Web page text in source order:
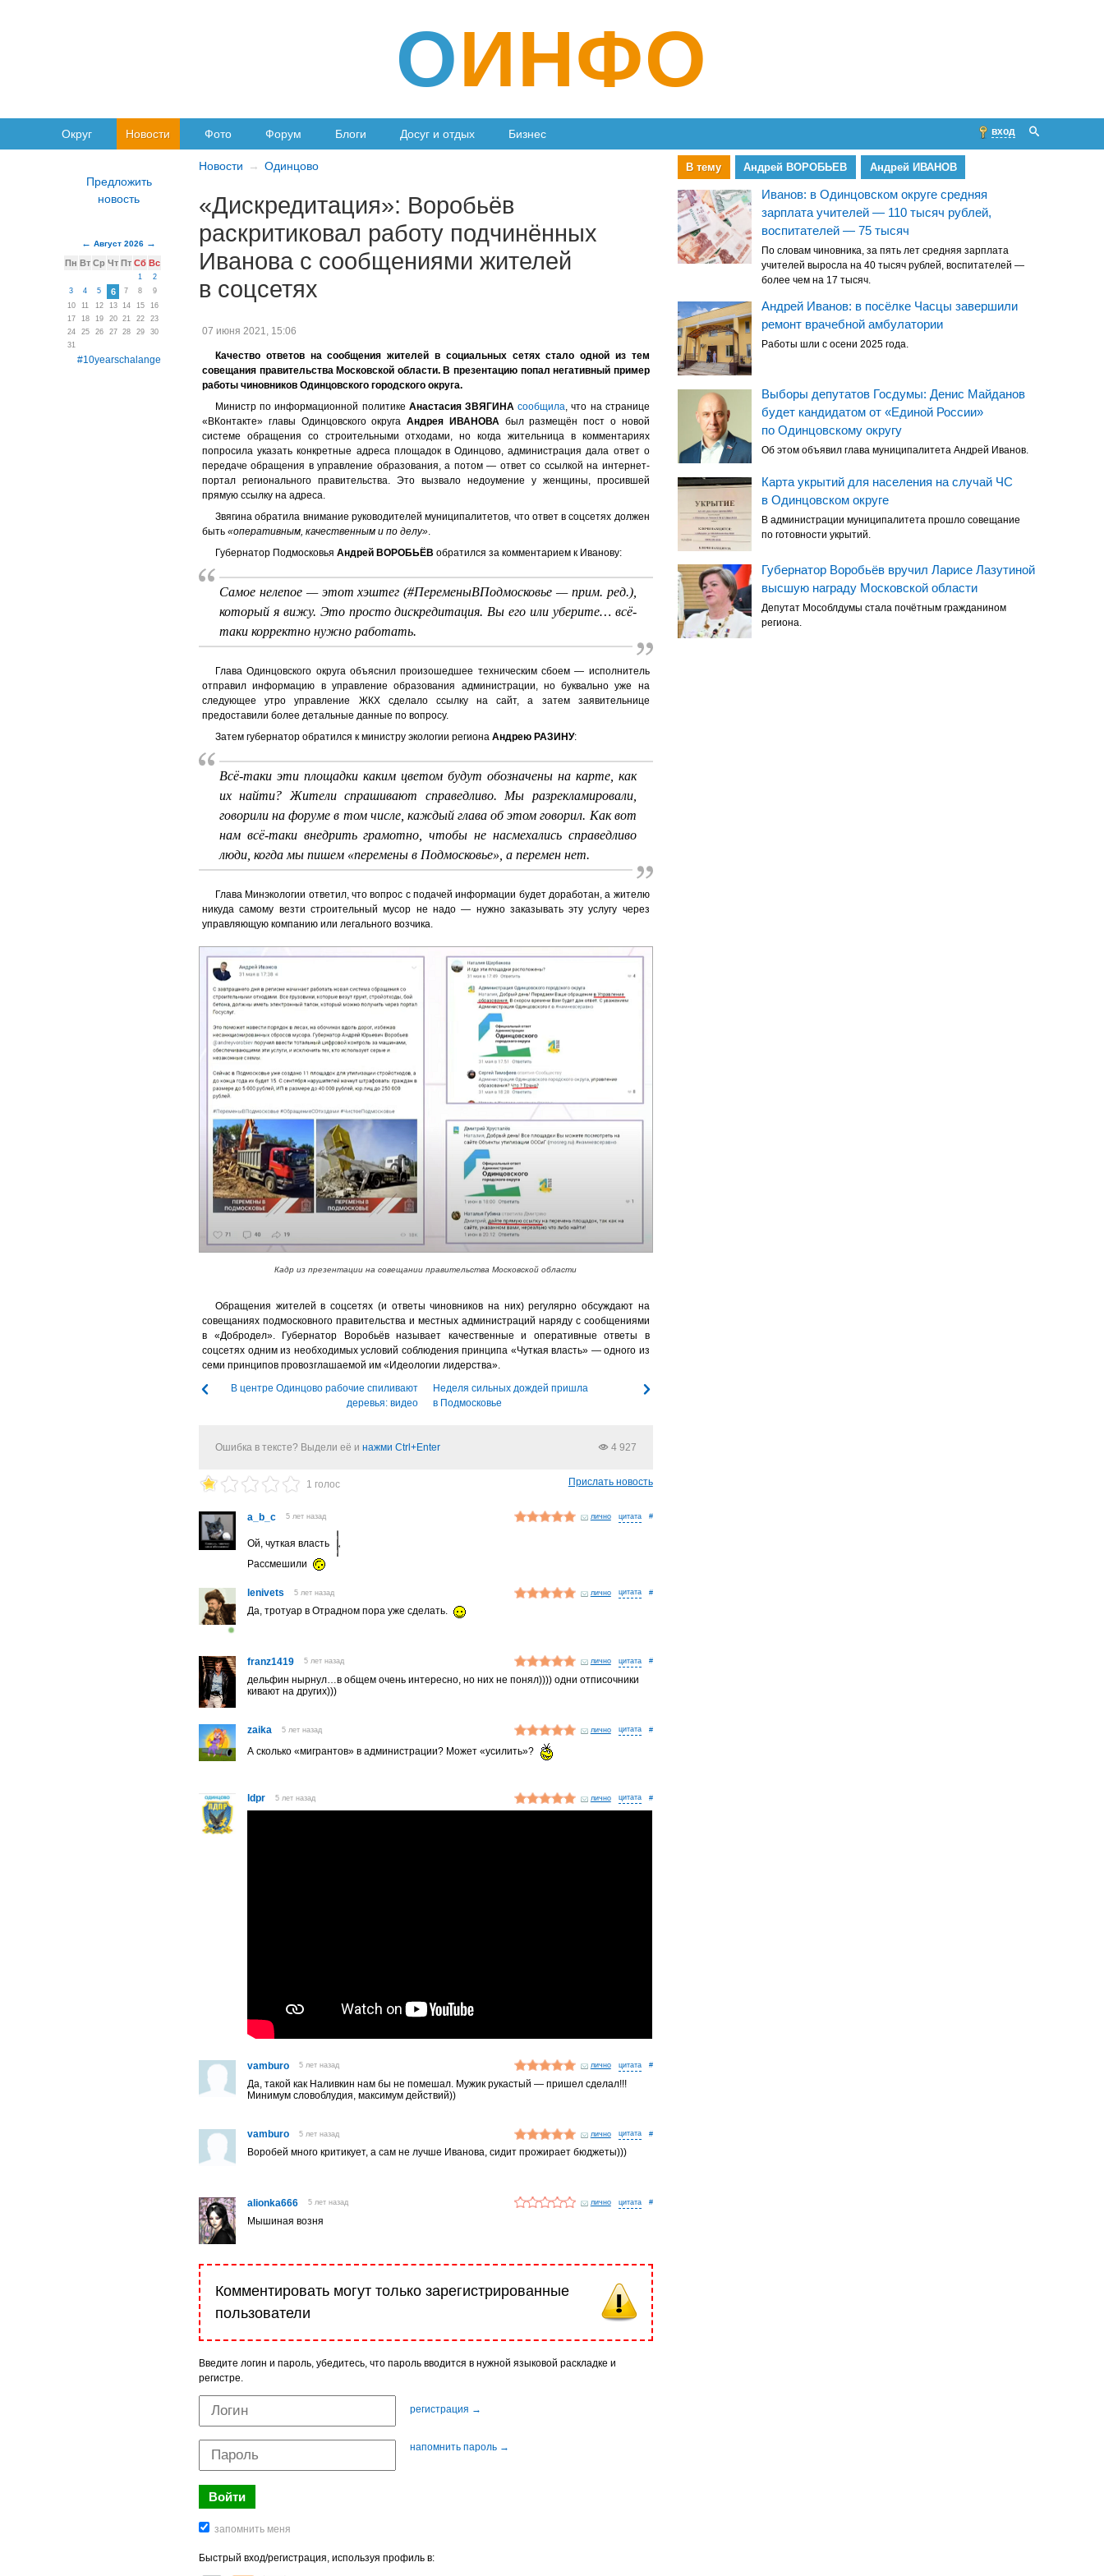
ОИНФО
Округ Новости Фото Форум Блоги Досуг и отдых Бизнес вход
Новости Одинцово
«Дискредитация»: Воробьёв
раскритиковал работу подчинённых
Иванова с сообщениями жителей
в соцсетях
07 июня 2021, 15:06
Качество ответов на сообщения жителей в социальных сетях стало одной из тем
совещания правительства Московской области. В презентацию попал негативный пример
работы чиновников Одинцовского городского округа.
Министр по информационной политике Анастасия ЗВЯГИНАсообщила, что на странице
«ВКонтакте» главы Одинцовского округаАндрея ИВАНОВАбыл размещён пост о новой
системе обращения со строительными отходами, но когда жительница в комментариях
попросила указать конкретные адреса площадок в Одинцово, администрация дала ответ о
передаче обращения в управление образования, а потом — ответ со ссылкой на интернет-
портал регионального правительства. Это вызвало недоумение у женщины, просившей
прямую ссылку на адреса.
Звягина обратила внимание руководителей муниципалитетов, что ответ в соцсетях должен
быть «оперативным, качественным и по делу».
Губернатор Подмосковья Андрей ВОРОБЬЁВ обратился за комментарием к Иванову:
Самое нелепое — этот хэштег (#ПеременыВПодмосковье — прим. ред.),
который я вижу. Это просто дискредитация. Вы его или уберите… всё-
таки корректно нужно работать.
Глава Одинцовского округа объяснил произошедшее техническим сбоем — исполнитель
отправил информацию в управление образования администрации, но буквально уже на
следующее утро управление ЖКХ сделало ссылку на сайт, а затем заявительнице
предоставили более детальные данные по вопросу.
Затем губернатор обратился к министру экологии региона Андрею РАЗИНУ:
Всё-таки эти площадки каким цветом будут обозначены на карте, как
их найти? Жители спрашивают справедливо. Мы разрекламировали,
говорили на форуме в том числе, каждый глава об этом говорил. Как вот
нам всё-таки внедрить грамотно, чтобы не насмехались справедливо
люди, когда мы пишем «перемены в Подмосковье», а перемен нет.
Глава Минэкологии ответил, что вопрос с подачей информации будет доработан, а жителю
никуда самому везти строительный мусор не надо — нужно заказывать эту услугу через
управляющую компанию или легального возчика.
Кадр из презентации на совещании правительства Московской области
Обращения жителей в соцсетях (и ответы чиновников на них) регулярно обсуждают на
совещаниях подмосковного правительства и местных администраций наряду с сообщениями
в «Добродел». Губернатор Воробьёв называет качественные и оперативные ответы в
соцсетях одним из необходимых условий соблюдения принципа «Чуткая власть» — одного из
семи принципов провозглашаемой им «Идеологии лидерства».
В центре Одинцово рабочие спиливают
деревья: видео
Неделя сильных дождей пришла
в Подмосковье
Ошибка в тексте? Выдели её и нажми Ctrl+Enter 4 927
1 голос Прислать новость
a_b_c 5 лет назад лично #
Ой, чуткая власть
Рассмешили
lenivets 5 лет назад лично #
Да, тротуар в Отрадном пора уже сделать.
franz1419 5 лет назад лично #
дельфин нырнул…в общем очень интересно, но них не понял)))) одни отписочники
кивают на других)))
zaika 5 лет назад лично #
А сколько «мигрантов» в администрации? Может «усилить»?
ldpr 5 лет назад лично #
vamburo 5 лет назад лично #
Да, такой как Наливкин нам бы не помешал. Мужик рукастый — пришел сделал!!!
Минимум словоблудия, максимум действий))
vamburo 5 лет назад лично #
Воробей много критикует, а сам не лучше Иванова, сидит прожирает бюджеты)))
alionka666 5 лет назад лично #
Мышиная возня
Комментировать могут только зарегистрированные
пользователи
Введите логин и пароль, убедитесь, что пароль вводится в нужной языковой раскладке и
регистре.
регистрация →
напомнить пароль →
Быстрый вход/регистрация, используя профиль в:
Август 2026
Пн Вт Ср Чт Пт Сб Вс
1
2
3
4 5 6 7 8
9
10
11 12 13 14 15
16
17
18 19 20 21 22
23
24
25 26 27 28 29
30
31
#10yearschalange
В тему Андрей ВОРОБЬЕВ Андрей ИВАНОВ
Иванов: в Одинцовском округе средняя
зарплата учителей — 110 тысяч рублей,
воспитателей — 75 тысяч
По словам чиновника, за пять лет средняя зарплата
учителей выросла на 40 тысяч рублей, воспитателей —
более чем на 17 тысяч.
Андрей Иванов: в посёлке Часцы завершили
ремонт врачебной амбулатории
Работы шли с осени 2025 года.
Выборы депутатов Госдумы: Денис Майданов
будет кандидатом от «Единой России»
по Одинцовскому округу
Об этом объявил глава муниципалитета Андрей Иванов.
Карта укрытий для населения на случай ЧС
в Одинцовском округе
В администрации муниципалитета прошло совещание
по готовности укрытий.
Губернатор Воробьёв вручил Ларисе Лазутиной
высшую награду Московской области
Депутат Мособлдумы стала почётным гражданином
региона.